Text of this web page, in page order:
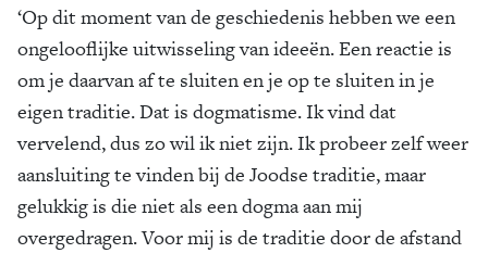
‘Op dit moment van de geschiedenis hebben we een
ongelooflijke uitwisseling van ideeën. Een reactie is
om je daarvan af te sluiten en je op te sluiten in je
eigen traditie. Dat is dogmatisme. Ik vind dat
vervelend, dus zo wil ik niet zijn. Ik probeer zelf weer
aansluiting te vinden bij de Joodse traditie, maar
gelukkig is die niet als een dogma aan mij
overgedragen. Voor mij is de traditie door de afstand